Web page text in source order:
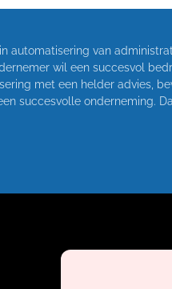
automatisering van
wil een succesvol
met een helder advies,
succesvolle onderneming.